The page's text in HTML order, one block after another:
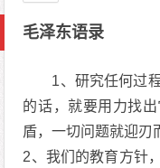
毛泽东语录
1、研究任何过
的话，就要用力找
盾，一切问题就迎
2、我们的教育方针